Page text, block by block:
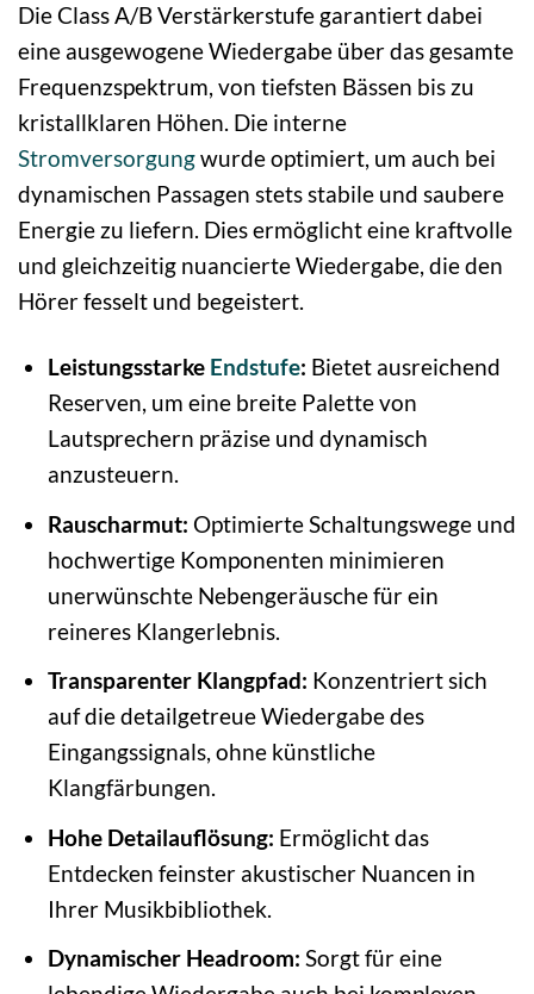
Die Class A/B Verstärkerstufe garantiert dabei
eine ausgewogene Wiedergabe über das gesamte
Frequenzspektrum, von tiefsten Bässen bis zu
kristallklaren Höhen. Die interne
Stromversorgungwurde optimiert, um auch bei
dynamischen Passagen stets stabile und saubere
Energie zu liefern. Dies ermöglicht eine kraftvolle
und gleichzeitig nuancierte Wiedergabe, die den
Hörer fesselt und begeistert.
Leistungsstarke Endstufe: Bietet ausreichend
Reserven, um eine breite Palette von
Lautsprechern präzise und dynamisch
anzusteuern.
Rauscharmut: Optimierte Schaltungswege und
hochwertige Komponenten minimieren
unerwünschte Nebengeräusche für ein
reineres Klangerlebnis.
Transparenter Klangpfad: Konzentriert sich
auf die detailgetreue Wiedergabe des
Eingangssignals, ohne künstliche
Klangfärbungen.
Hohe Detailauflösung: Ermöglicht das
Entdecken feinster akustischer Nuancen in
Ihrer Musikbibliothek.
Dynamischer Headroom: Sorgt für eine